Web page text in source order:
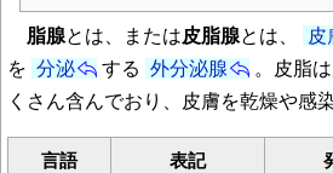
脂腺とは、または皮脂腺とは、 皮
を 分泌 する 外分泌腺 。皮脂は
くさん含んでおり、皮膚を乾燥や感
言語 表記